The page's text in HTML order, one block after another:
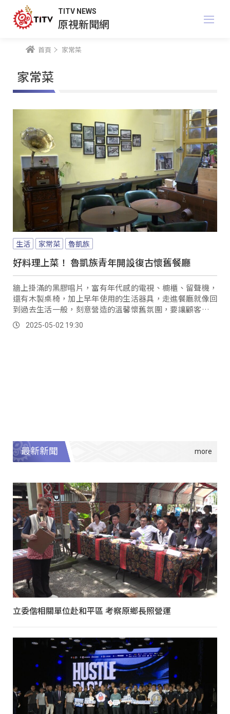
TITV NEWS
原視新聞網
首頁 家常菜
家常菜
生活 家常菜 魯凱族
好料理上菜！ 魯凱族青年開設復古懷舊餐廳
牆上掛滿的黑膠唱片，富有年代感的電視、櫥櫃、留聲機，
還有木製桌椅，加上早年使用的生活器具，走進餐廳就像回
到過去生活一般，刻意營造的溫馨懷舊氛圍，要讓顧客有回
到老家用餐的感覺。
2025-05-02 19:30
最新新聞
立委偕相關單位赴和平區 考察原鄉長照營運